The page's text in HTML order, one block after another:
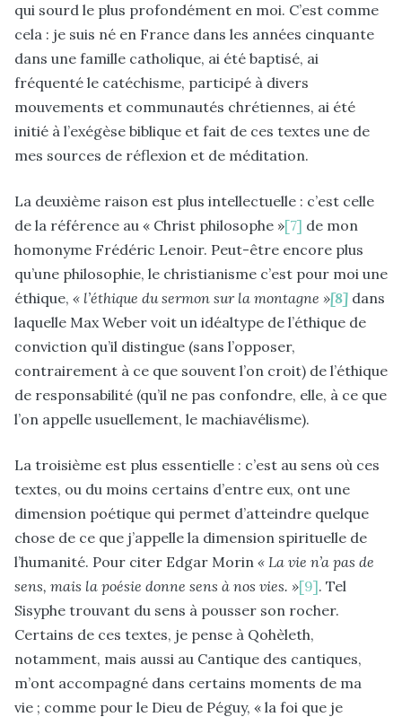
qui sourd le plus profondément en moi. C’est comme
cela : je suis né en France dans les années cinquante
dans une famille catholique, ai été baptisé, ai
fréquenté le catéchisme, participé à divers
mouvements et communautés chrétiennes, ai été
initié à l’exégèse biblique et fait de ces textes une de
mes sources de réflexion et de méditation.
La deuxième raison est plus intellectuelle : c’est celle
de la référence au « Christ philosophe »[7] de mon
homonyme Frédéric Lenoir. Peut-être encore plus
qu’une philosophie, le christianisme c’est pour moi une
éthique, « l’éthique du sermon sur la montagne »[8] dans
laquelle Max Weber voit un idéaltype de l’éthique de
conviction qu’il distingue (sans l’opposer,
contrairement à ce que souvent l’on croit) de l’éthique
de responsabilité (qu’il ne pas confondre, elle, à ce que
l’on appelle usuellement, le machiavélisme).
La troisième est plus essentielle : c’est au sens où ces
textes, ou du moins certains d’entre eux, ont une
dimension poétique qui permet d’atteindre quelque
chose de ce que j’appelle la dimension spirituelle de
l’humanité. Pour citer Edgar Morin « La vie n’a pas de
sens, mais la poésie donne sens à nos vies. »[9]. Tel
Sisyphe trouvant du sens à pousser son rocher.
Certains de ces textes, je pense à Qohèleth,
notamment, mais aussi au Cantique des cantiques,
m’ont accompagné dans certains moments de ma
vie ; comme pour le Dieu de Péguy, « la foi que je